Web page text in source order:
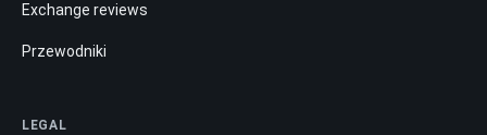
Exchange reviews
Przewodniki
LEGAL